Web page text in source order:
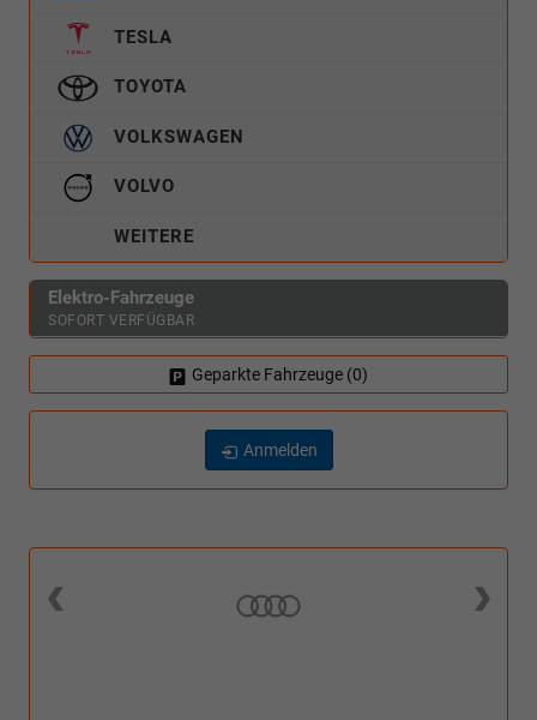
TESLA
TOYOTA
VOLKSWAGEN
VOLVO
WEITERE
Elektro-Fahrzeuge
SOFORT VERFÜGBAR
Geparkte Fahrzeuge (0)
Anmelden